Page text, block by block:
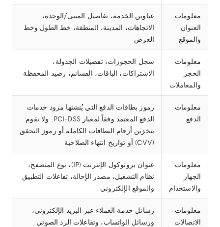
معلومات
العنوان
والموقع
عناوين الخدمة، تفاصيل المبنى/الوحدة،
الاتجاهات، المدينة، المنطقة، خط الطول وخط
العرض
معلومات
الحجز
والمعاملات
سجل الحجوزات، تفضيلات الجدولة،
الاشتراكات، الباقات، القسائم، رصيد المحفظة
معلومات
الدفع
رموز بطاقات الدفع التي يُنشئها مزود خدمات
الدفع المعتمد وفقاً لمعيار PCI-DSS. ولا نقوم
بتخزين أرقام البطاقات الكاملة أو رموز التحقق
(CVV) أو تواريخ انتهاء الصلاحية
معلومات
الجهاز
والاستخدام
عنوان بروتوكول الإنترنت (IP)، نوع المتصفح،
نظام التشغيل، مصدر الإحالة، تفاعلات التطبيق
والموقع الإلكتروني
معلومات
الاتصالات
رسائل خدمة العملاء عبر البريد الإلكتروني،
ورسائل الواتساب، وتفاعلات الرد الصوتي